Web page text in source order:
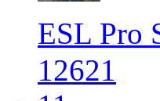
ESL Pro
12621